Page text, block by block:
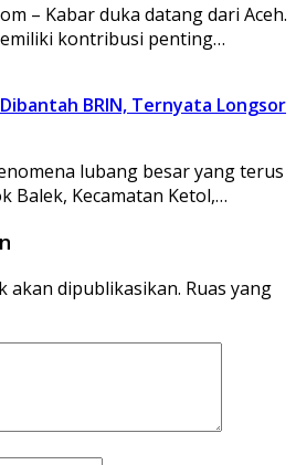
– Kabar duka datang dari Aceh.
kontribusi penting…
BRIN, Ternyata Longsor
lubang besar yang terus
Balek, Kecamatan Ketol,…
akan dipublikasikan. Ruas yang